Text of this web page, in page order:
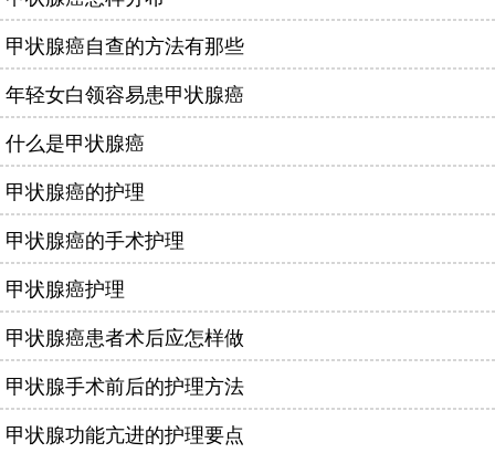
甲状腺癌自查的方法有那些
年轻女白领容易患甲状腺癌
什么是甲状腺癌
甲状腺癌的护理
甲状腺癌的手术护理
甲状腺癌护理
甲状腺癌患者术后应怎样做
甲状腺手术前后的护理方法
甲状腺功能亢进的护理要点